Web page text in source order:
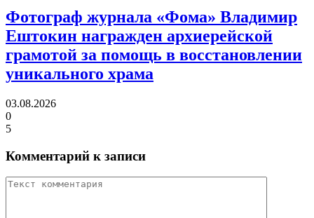
Фотограф журнала «Фома» Владимир
Ештокин награжден архиерейской
грамотой за помощь в восстановлении
уникального храма
03.08.2026
0
5
Комментарий к записи